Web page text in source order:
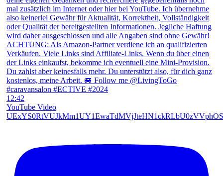
12:42
YouTube Video